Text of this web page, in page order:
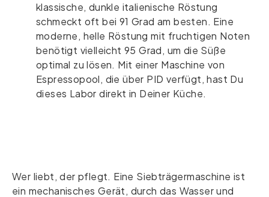
klassische, dunkle italienische Röstung
schmeckt oft bei 91 Grad am besten. Eine
moderne, helle Röstung mit fruchtigen Noten
benötigt vielleicht 95 Grad, um die Süße
optimal zu lösen. Mit einer Maschine von
Espressopool, die über PID verfügt, hast Du
dieses Labor direkt in Deiner Küche.
Wer liebt, der pflegt. Eine Siebträgermaschine ist
ein mechanisches Gerät, durch das Wasser und